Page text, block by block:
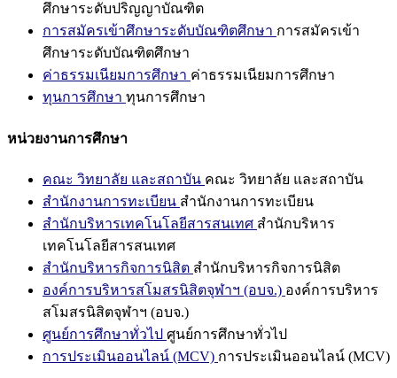
ศึกษาระดับปริญญาบัณฑิต
การสมัครเข้าศึกษาระดับบัณฑิตศึกษา การสมัครเข้า
ศึกษาระดับบัณฑิตศึกษา
ค่าธรรมเนียมการศึกษา ค่าธรรมเนียมการศึกษา
ทุนการศึกษา ทุนการศึกษา
หน่วยงานการศึกษา
คณะ วิทยาลัย และสถาบัน คณะ วิทยาลัย และสถาบัน
สำนักงานการทะเบียน สำนักงานการทะเบียน
สำนักบริหารเทคโนโลยีสารสนเทศ สำนักบริหาร
เทคโนโลยีสารสนเทศ
สำนักบริหารกิจการนิสิต สำนักบริหารกิจการนิสิต
องค์การบริหารสโมสรนิสิตจุฬาฯ (อบจ.) องค์การบริหาร
สโมสรนิสิตจุฬาฯ (อบจ.)
ศูนย์การศึกษาทั่วไป ศูนย์การศึกษาทั่วไป
การประเมินออนไลน์ (MCV) การประเมินออนไลน์ (MCV)